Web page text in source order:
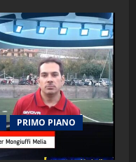
PRIMO PIANO